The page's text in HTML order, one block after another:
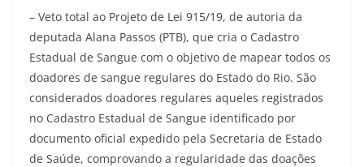
– Veto total ao Projeto de Lei 915/19, de autoria da
deputada Alana Passos (PTB), que cria o Cadastro
Estadual de Sangue com o objetivo de mapear todos os
doadores de sangue regulares do Estado do Rio. São
considerados doadores regulares aqueles registrados
no Cadastro Estadual de Sangue identificado por
documento oficial expedido pela Secretaria de Estado
de Saúde, comprovando a regularidade das doações